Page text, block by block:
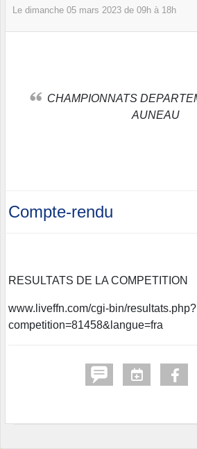
Le dimanche 05 mars 2023 de 09h à 18h
CHAMPIONNATS DEPARTEMENTAUX 28
AUNEAU
Compte-rendu
RESULTATS DE LA COMPETITION
www.liveffn.com/cgi-bin/resultats.php?
competition=81458&langue=fra